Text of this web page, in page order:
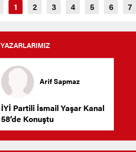
YAZARLARIMIZ
Arif Sapmaz
İYİ Partili İsmail Yaşar Kanal
58’de Konuştu